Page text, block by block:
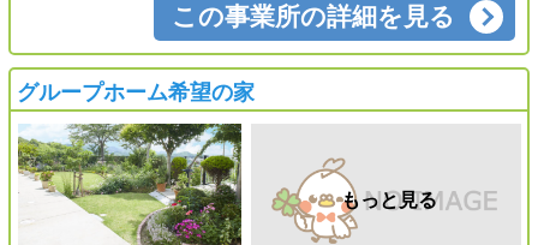
この事業所の詳細を見る
グループホーム希望の家
もっと見る